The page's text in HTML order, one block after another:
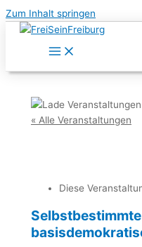
Zum Inhalt springen
« Alle Veranstaltungen
Diese